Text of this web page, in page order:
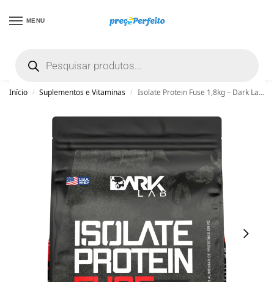
MENU
Início / Suplementos e Vitaminas / Isolate Protein Fuse 1,8kg – Dark Lab – Chocolate